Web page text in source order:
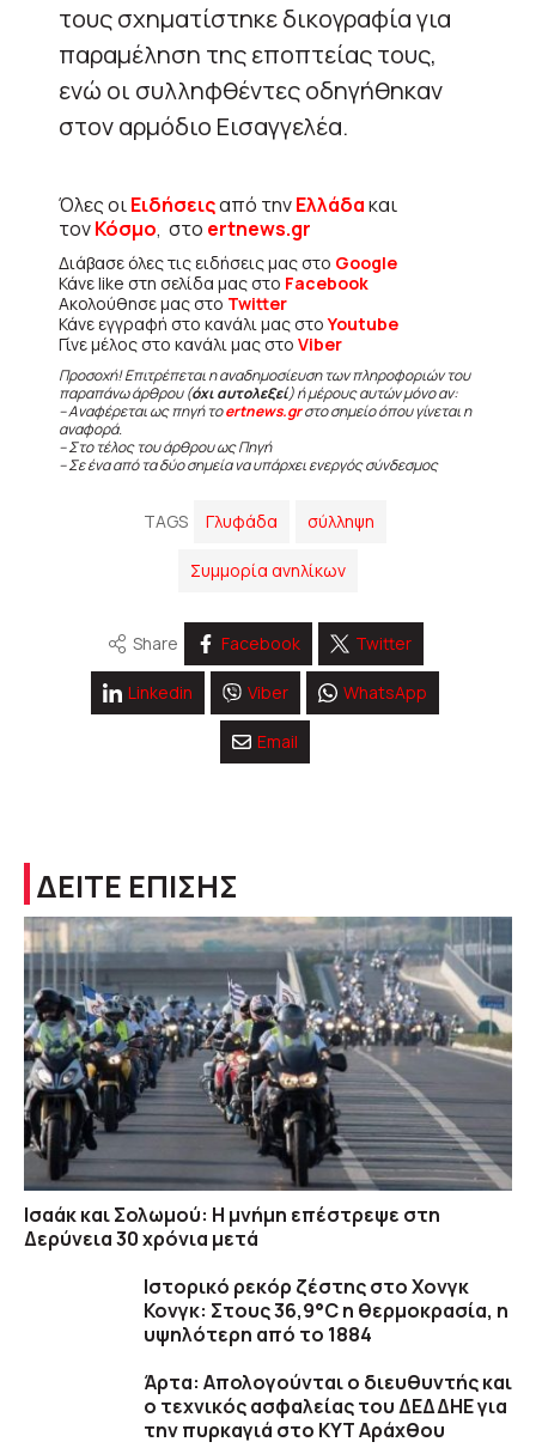
τους σχηματίστηκε δικογραφία για
παραμέληση της εποπτείας τους,
ενώ οι συλληφθέντες οδηγήθηκαν
στον αρμόδιο Εισαγγελέα.
Όλες οιΕιδήσειςαπό τηνΕλλάδακαι
τονΚόσμο, στο ertnews.gr
Διάβασε όλες τις ειδήσεις μας στο Google
Κάνε like στη σελίδα μας στο Facebook
Ακολούθησε μας στο Twitter
Κάνε εγγραφή στο κανάλι μας στοYoutube
Γίνε μέλος στο κανάλι μας στο Viber
Προσοχή! Επιτρέπεται η αναδημοσίευση των πληροφοριών του
παραπάνω άρθρου (όχι αυτολεξεί) ή μέρους αυτών μόνο αν:
– Αναφέρεται ως πηγή τοertnews.grστο σημείο όπου γίνεται η
αναφορά.
– Στο τέλος του άρθρου ως Πηγή
– Σε ένα από τα δύο σημεία να υπάρχει ενεργός σύνδεσμος
TAGS Γλυφάδα σύλληψη
Συμμορία ανηλίκων
Share Facebook Twitter
Linkedin Viber WhatsApp
Email
ΔΕΙΤΕ ΕΠΙΣΗΣ
Ισαάκ και Σολωμού: Η μνήμη επέστρεψε στη
Δερύνεια 30 χρόνια μετά
Ιστορικό ρεκόρ ζέστης στο Χονγκ
Κονγκ: Στους 36,9°C η θερμοκρασία, η
υψηλότερη από το 1884
Άρτα: Απολογούνται ο διευθυντής και
ο τεχνικός ασφαλείας του ΔΕΔΔΗΕ για
την πυρκαγιά στο ΚΥΤ Αράχθου